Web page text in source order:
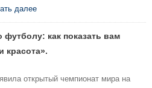
далее
как показать вам
красота».
открытый чемпионат мира на